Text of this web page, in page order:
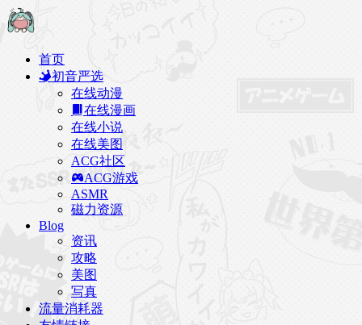
首页
初音严选
在线动漫
在线漫画
在线小说
在线美图
ACG社区
ACG游戏
ASMR
磁力资源
Blog
资讯
攻略
美图
写真
流量消耗器